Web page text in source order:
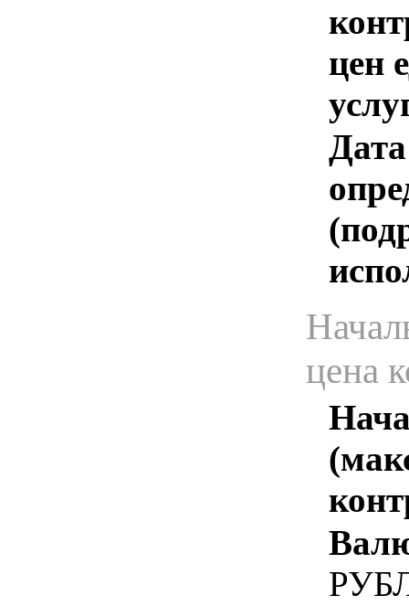
цен
цена